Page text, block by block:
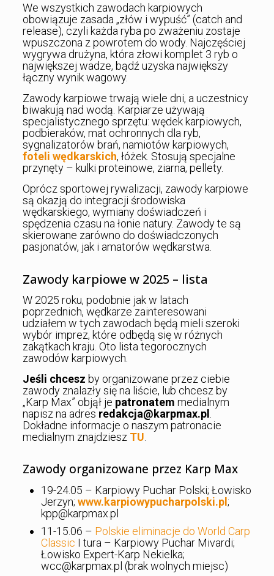
We wszystkich zawodach karpiowych
obowiązuje zasada „złów i wypuść” (catch and
release), czyli każda ryba po zważeniu zostaje
wpuszczona z powrotem do wody. Najczęściej
wygrywa drużyna, która złowi komplet 3 ryb o
największej wadze, bądź uzyska największy
łączny wynik wagowy.
Zawody karpiowe trwają wiele dni, a uczestnicy
biwakują nad wodą. Karpiarze używają
specjalistycznego sprzętu: wędek karpiowych,
podbieraków, mat ochronnych dla ryb,
sygnalizatorów brań, namiotów karpiowych,
foteli wędkarskich, łóżek. Stosują specjalne
przynęty – kulki proteinowe, ziarna, pellety.
Oprócz sportowej rywalizacji, zawody karpiowe
są okazją do integracji środowiska
wędkarskiego, wymiany doświadczeń i
spędzenia czasu na łonie natury. Zawody te są
skierowane zarówno do doświadczonych
pasjonatów, jak i amatorów wędkarstwa.
Zawody karpiowe w 2025 – lista
W 2025 roku, podobnie jak w latach
poprzednich, wędkarze zainteresowani
udziałem w tych zawodach będą mieli szeroki
wybór imprez, które odbędą się w różnych
zakątkach kraju. Oto lista tegorocznych
zawodów karpiowych.
Jeśli chcesz by organizowane przez ciebie
zawody znalazły się na liście, lub chcesz by
„Karp Max” objął je patronatem medialnym
napisz na adres redakcja@karpmax.pl
Dokładne informacje o naszym patronacie
medialnym znajdziesz TU
Zawody organizowane przez Karp Max
19-24.05 – Karpiowy Puchar Polski; Łowisko
Jerzyn; www.karpiowypucharpolski.pl;
kpp@karpmax.pl
11-15.06 – Polskie eliminacje do World Carp
Classic I tura – Karpiowy Puchar Mivardi;
Łowisko Expert-Karp Nekielka;
wcc@karpmax.pl (brak wolnych miejsc)